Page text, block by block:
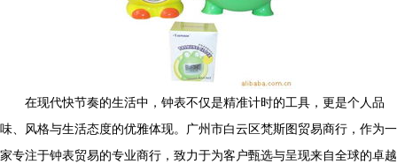
在现代快节奏的生活中，钟表不仅是精准计时的工具，更是个人品
味、风格与生活态度的优雅体现。广州市白云区梵斯图贸易商行，作为一
家专注于钟表贸易的专业商行，致力于为客户甄选与呈现来自全球的卓越